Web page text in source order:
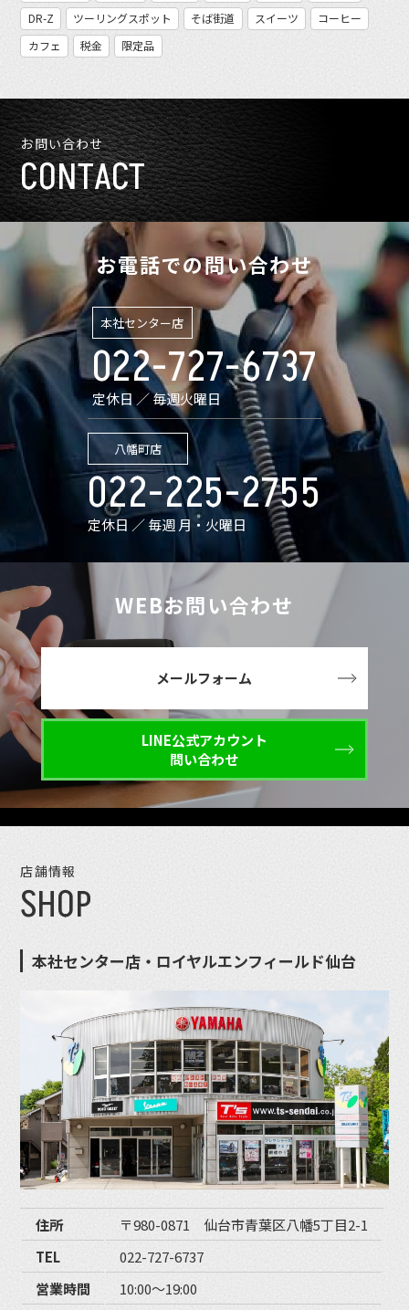
DR-Z
ツーリングスポット そば街道 スイーツ
コーヒー
カフェ
税金 限定品
お問い合わせ
CONTACT
お電話での問い合わせ
本社センター店
022-727-6737
定休日 ／ 毎週火曜日
八幡町店
022-225-2755
定休日 ／ 毎週 月・火曜日
WEBお問い合わせ
メールフォーム
LINE公式アカウント
問い合わせ
店舗情報
SHOP
本社センター店・ロイヤルエンフィールド仙台
住所
〒980-0871 仙台市青葉区八幡5丁目2-1
TEL
022-727-6737
営業時間
10:00〜19:00